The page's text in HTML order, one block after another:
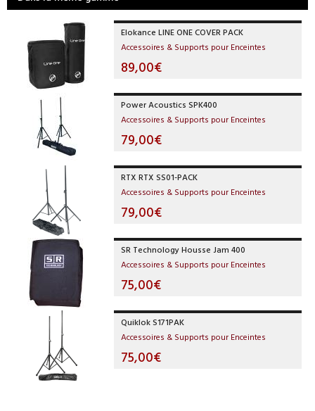
Elokance LINE ONE COVER PACK
Accessoires & Supports pour Enceintes
89,00€
Power Acoustics SPK400
Accessoires & Supports pour Enceintes
79,00€
RTX RTX SS01-PACK
Accessoires & Supports pour Enceintes
79,00€
SR Technology Housse Jam 400
Accessoires & Supports pour Enceintes
75,00€
Quiklok S171PAK
Accessoires & Supports pour Enceintes
75,00€